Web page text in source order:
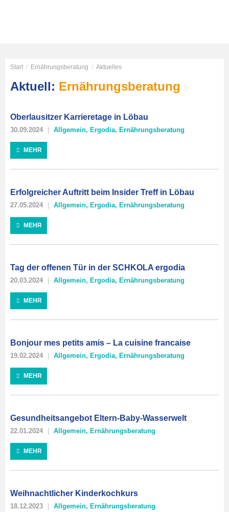
Start / Ernährungsberatung / Aktuelles
Aktuell: Ernährungsberatung
Oberlausitzer Karrieretage in Löbau
30.09.2024 Allgemein, Ergodia, Ernährungsberatung
MEHR
Erfolgreicher Auftritt beim Insider Treff in Löbau
27.05.2024 Allgemein, Ergodia, Ernährungsberatung
MEHR
Tag der offenen Tür in der SCHKOLA ergodia
20.03.2024 Allgemein, Ergodia, Ernährungsberatung
MEHR
Bonjour mes petits amis – La cuisine francaise
19.02.2024 Allgemein, Ergodia, Ernährungsberatung
MEHR
Gesundheitsangebot Eltern-Baby-Wasserwelt
22.01.2024 Allgemein, Ernährungsberatung
MEHR
Weihnachtlicher Kinderkochkurs
18.12.2023 Allgemein, Ernährungsberatung